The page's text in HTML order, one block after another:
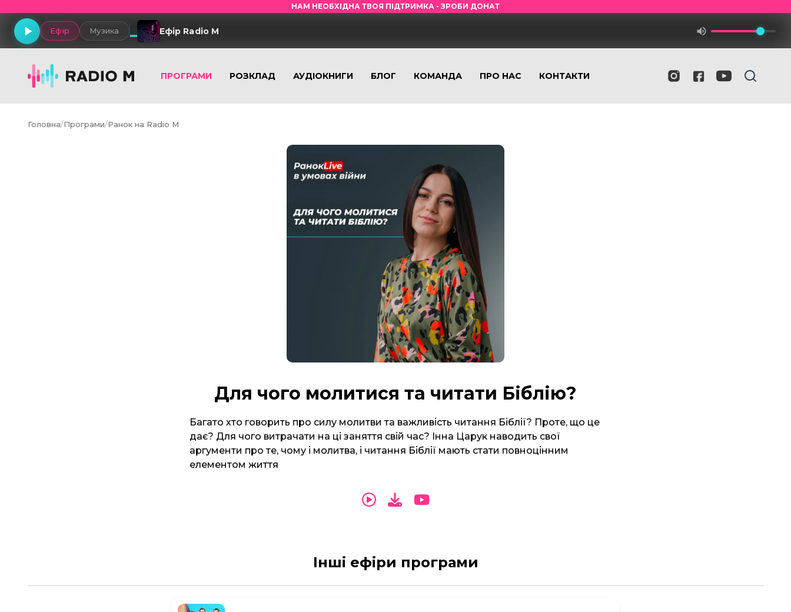
НАМ НЕОБХІДНА ТВОЯ ПІДТРИМКА - ЗРОБИ ДОНАТ
Ефір Музика Ефір Radio M
ПРОГРАМИ РОЗКЛАД АУДІОКНИГИ БЛОГ КОМАНДА ПРО НАС КОНТАКТИ
Головна/Програми/Ранок на Radio M
Для чого молитися та читати Біблію?
Багато хто говорить про силу молитви та важливість читання Біблії? Проте, що це
дає? Для чого витрачати на ці заняття свій час? Інна Царук наводить свої
аргументи про те, чому і молитва, і читання Біблії мають стати повноцінним
елементом життя
Інші ефіри програми